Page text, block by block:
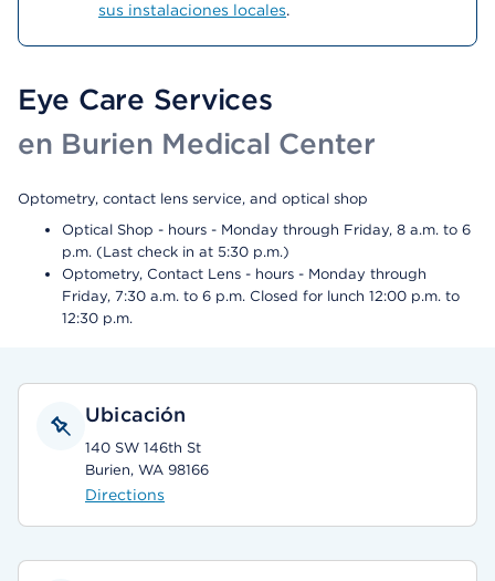
sus instalaciones locales.
Eye Care Services
en Burien Medical Center
Optometry, contact lens service, and optical shop
Optical Shop - hours - Monday through Friday, 8 a.m. to 6
p.m. (Last check in at 5:30 p.m.)
Optometry, Contact Lens - hours - Monday through
Friday, 7:30 a.m. to 6 p.m. Closed for lunch 12:00 p.m. to
12:30 p.m.
Ubicación
140 SW 146th St
Burien, WA 98166
Directions